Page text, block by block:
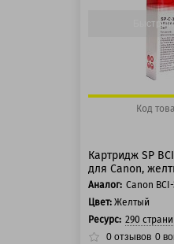
Код
Картридж SP
для Canon,
Аналог: Canon
Цвет: Желтый
Ресурс: 290
0 отзывов 0